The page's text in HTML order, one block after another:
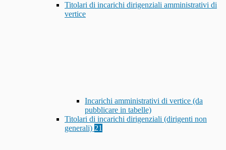
Titolari di incarichi dirigenziali amministrativi di
vertice
Incarichi amministrativi di vertice (da
pubblicare in tabelle)
Titolari di incarichi dirigenziali (dirigenti non
generali) 21